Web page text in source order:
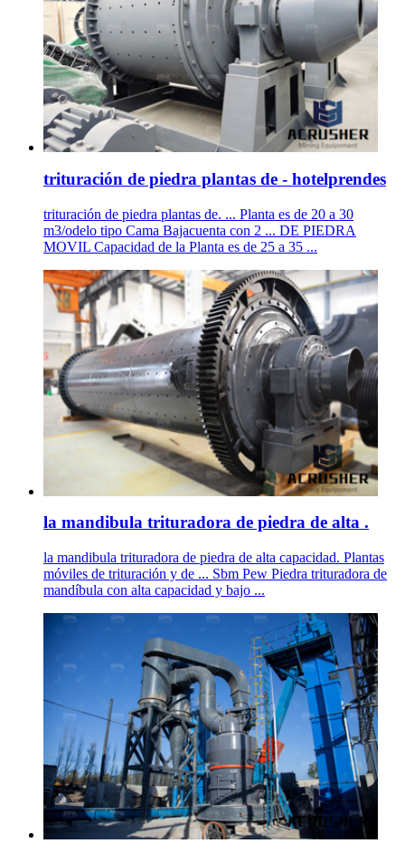
trituración de piedra plantas de - hotelprendes
trituración de piedra plantas de. ... Planta es de 20 a 30
m3/odelo tipo Cama Bajacuenta con 2 ... DE PIEDRA
MOVIL Capacidad de la Planta es de 25 a 35 ...
la mandibula trituradora de piedra de alta .
la mandibula trituradora de piedra de alta capacidad. Plantas
móviles de trituración y de ... Sbm Pew Piedra trituradora de
mandíbula con alta capacidad y bajo ...